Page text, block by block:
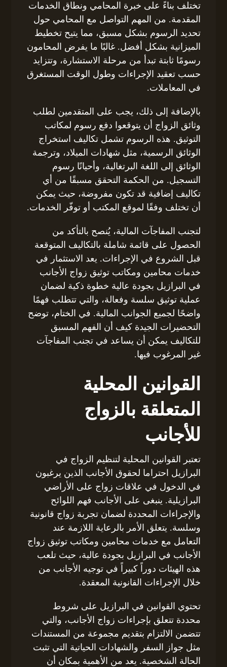
تختلف بناءً على خبرة المحامي ونطاق الخدمات
المقدمة. من المهم التواصل مع المحامي حول
تحديد الرسوم بشكل مسبق، مما يتيح تخطيط
الميزانية بشكل أفضل. غالبًا ما يفرض المحامون
رسومًا ثابتة تبدأ من مرحلة الاستشارة، وتتزايد
حسب تعقيد الإجراءات وطول الوقت المستغرق
في المعاملات.
بالإضافة إلى ذلك، يجب على المتقدمين لطلب
وثائق الزواج أن يتوقعوا دفع رسوم لمكاتب
التوثيق. هذه الرسوم تشمل تكاليف استخراج
الوثائق الرسمية، مثل شهادات الميلاد، وترجمة
الوثائق إلى اللغة البرتغالية، وأحيانًا رسوم
التسجيل. من الحكمة التحقق مسبقًا من أي
تكاليف إضافية قد تكون مفروضة، حيث يمكن
أن تختلف وفقًا لموقع المكتب أو توفّر الخدمات.
لتجنب المفاجآت المالية، يُنصح بالتأكد من
الحصول على قائمة شاملة بالتكاليف المتوقعة
قبل الشروع في الإجراءات. يعد الاستثمار في
خدمات محامين ومكاتب توثيق زواج الأجانب
في البرازيل بجودة عالية خطوة ذكية لضمان
عملية توثيق سلسة وفعالة، والتي تتطلب فهمًا
واضحًا لجميع الجوانب المالية. في الختام، توضح
التحضيرات الجيدة كيف أن الفهم المسبق
للتكاليف يمكن أن يساعد في تجنب المفاجآت
غير المرغوب فيها.
القوانين المحلية
المتعلقة بالزواج
للأجانب
تعتبر القوانين المحلية لتنظيم الزواج في
البرازيل احتراما لحقوق الأجانب الذين يرغبون
في الدخول في علاقات زواج على الأراضي
البرازيلية. ينبغى على الأجانب فهم اللوائح
والإجراءات المحددة لضمان تجربة زواج قانونية
وسلسة. يتعلق الأمر بالرعاية اللازمة عند
التعامل مع خدمات محامين ومكاتب توثيق زواج
الأجانب في البرازيل بجودة عالية، حيث تلعب
هذه الهيئات دوراً كبيراً في توجيه الأجانب من
خلال الإجراءات القانونية المعقدة.
تحتوي القوانين في البرازيل على شروط
محددة تتعلق بإجراءات زواج الأجانب، والتي
تتضمن الالتزام بتقديم مجموعة من المستندات
مثل جواز السفر والشهادات الحياتية التي تثبت
الحالة الشخصية. يعد من الأهمية بمكان أن